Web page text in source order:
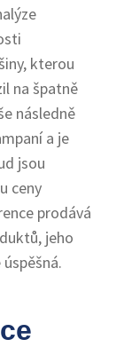
kterou
na špatně
následně
a je
jsou
ceny
prodává
jeho